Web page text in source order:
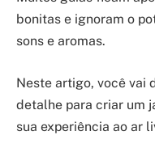
bonitas e ignoram o
sons e aromas.
Neste artigo, você vai
detalhe para criar um
sua experiência ao ar